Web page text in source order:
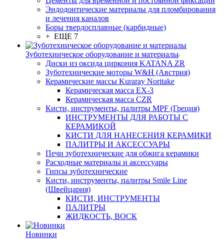
Эндодонтические материалы для пломбирования
и лечения каналов
Боры твердосплавные (карбидные)
+ ЕЩЕ 7
Зуботехническое оборудование и материалы
Диски из оксида циркония KATANA ZR
Зуботехнические моторы W&H (Австрия)
Керамические массы Kuraray Noritake
Керамическая масса EX-3
Керамическая масса CZR
Кисти, инструменты, палитры MPF (Греция)
ИНСТРУМЕНТЫ ДЛЯ РАБОТЫ С
КЕРАМИКОЙ
КИСТИ ДЛЯ НАНЕСЕНИЯ КЕРАМИКИ
ПАЛИТРЫ И АКСЕССУАРЫ
Печи зуботехнические для обжига керамики
Расходные материалы и аксессуары
Гипсы зуботехнические
Кисти, инструменты, палитры Smile Line
(Швейцария)
КИСТИ, ИНСТРУМЕНТЫ
ПАЛИТРЫ
ЖИДКОСТЬ, ВОСК
Новинки